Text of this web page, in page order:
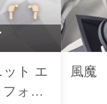
ト エ
ォッ
風魔